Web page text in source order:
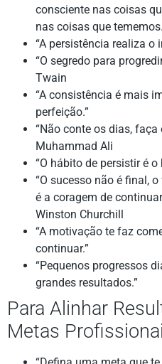
consciente nas coisas
nas coisas que
“A persistência realiza o
“O segredo para
Twain
“A consistência é mais
perfeição.”
“Não conte os dias, faça
Muhammad Ali
“O hábito de persistir é
“O sucesso não é final,
é a coragem de
Winston Churchill
“A motivação te faz
continuar.”
“Pequenos progressos
grandes resultados.”
Para Alinhar
Metas